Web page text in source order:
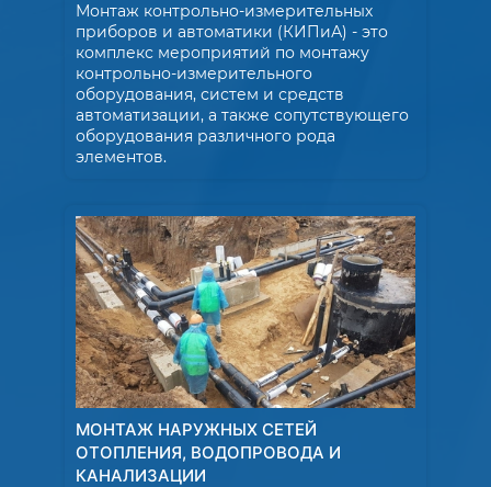
Монтаж контрольно-измерительных
приборов и автоматики (КИПиА) - это
комплекс мероприятий по монтажу
контрольно-измерительного
оборудования, систем и средств
автоматизации, а также сопутствующего
оборудования различного рода
элементов.
МОНТАЖ НАРУЖНЫХ СЕТЕЙ
ОТОПЛЕНИЯ, ВОДОПРОВОДА И
КАНАЛИЗАЦИИ